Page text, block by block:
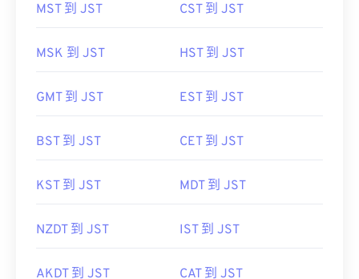
MST 到 JST CST 到 JST
MSK 到 JST HST 到 JST
GMT 到 JST EST 到 JST
BST 到 JST CET 到 JST
KST 到 JST MDT 到 JST
NZDT 到 JST IST 到 JST
AKDT 到 JST CAT 到 JST